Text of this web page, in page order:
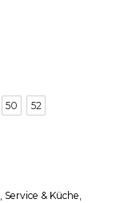
50 52
, Service & Küche,